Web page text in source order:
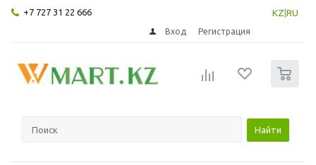
+7 727 31 22 666 KZ RU
Вход Регистрация
Найти